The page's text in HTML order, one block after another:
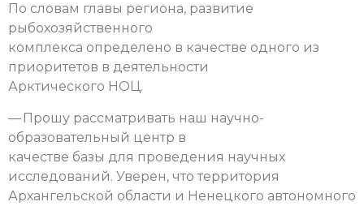
По словам главы региона, развитие
рыбохозяйственного
комплекса определено в качестве одного из
приоритетов в деятельности
Арктического НОЦ.
— Прошу рассматривать наш научно-
образовательный центр в
качестве базы для проведения научных
исследований. Уверен, что территория
Архангельской области и Ненецкого автономного